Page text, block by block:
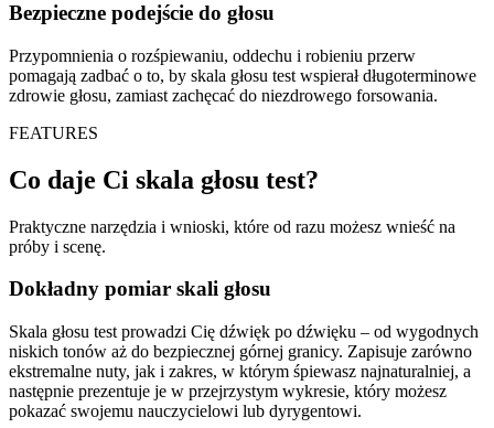
Bezpieczne podejście do głosu
Przypomnienia o rozśpiewaniu, oddechu i robieniu przerw
pomagają zadbać o to, by skala głosu test wspierał długoterminowe
zdrowie głosu, zamiast zachęcać do niezdrowego forsowania.
FEATURES
Co daje Ci skala głosu test?
Praktyczne narzędzia i wnioski, które od razu możesz wnieść na
próby i scenę.
Dokładny pomiar skali głosu
Skala głosu test prowadzi Cię dźwięk po dźwięku – od wygodnych
niskich tonów aż do bezpiecznej górnej granicy. Zapisuje zarówno
ekstremalne nuty, jak i zakres, w którym śpiewasz najnaturalniej, a
następnie prezentuje je w przejrzystym wykresie, który możesz
pokazać swojemu nauczycielowi lub dyrygentowi.